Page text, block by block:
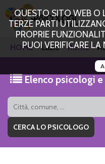
QUESTO SITO WEB O
TERZE PARTI
PROPRIE
PUOI VERIFICARE
HOME Lazio Roma
Elenco psicologi